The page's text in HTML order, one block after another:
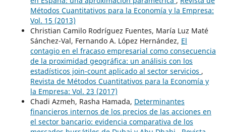
Métodos Cuantitativos para la Economía y la Empresa:
Vol. 15 (2013)
Christian Camilo Rodríguez Fuentes, María Luz Maté
Sánchez-Val, Fernando A. López Hernández, El
contagio en el fracaso empresarial como consecuencia
de la proximidad geográfica: un análisis con los
estadísticos join-count aplicado al sector servicios ,
Revista de Métodos Cuantitativos para la Economía y
la Empresa: Vol. 23 (2017)
Chadi Azmeh, Rasha Hamada, Determinantes
financieros internos de los precios de las acciones en
el sector bancario: evidencia comparativa de los